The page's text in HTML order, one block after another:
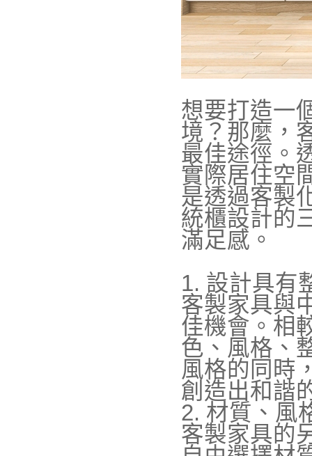
想要打造一
境？那麼，
最佳途徑。
實際居住空
是透過客製
統櫃設計的
滿足感。
1. 設計具有
客製家具與
佳機會。相
色、風格、
風格的同時
創造出和諧
2. 材質、風
客製家具的